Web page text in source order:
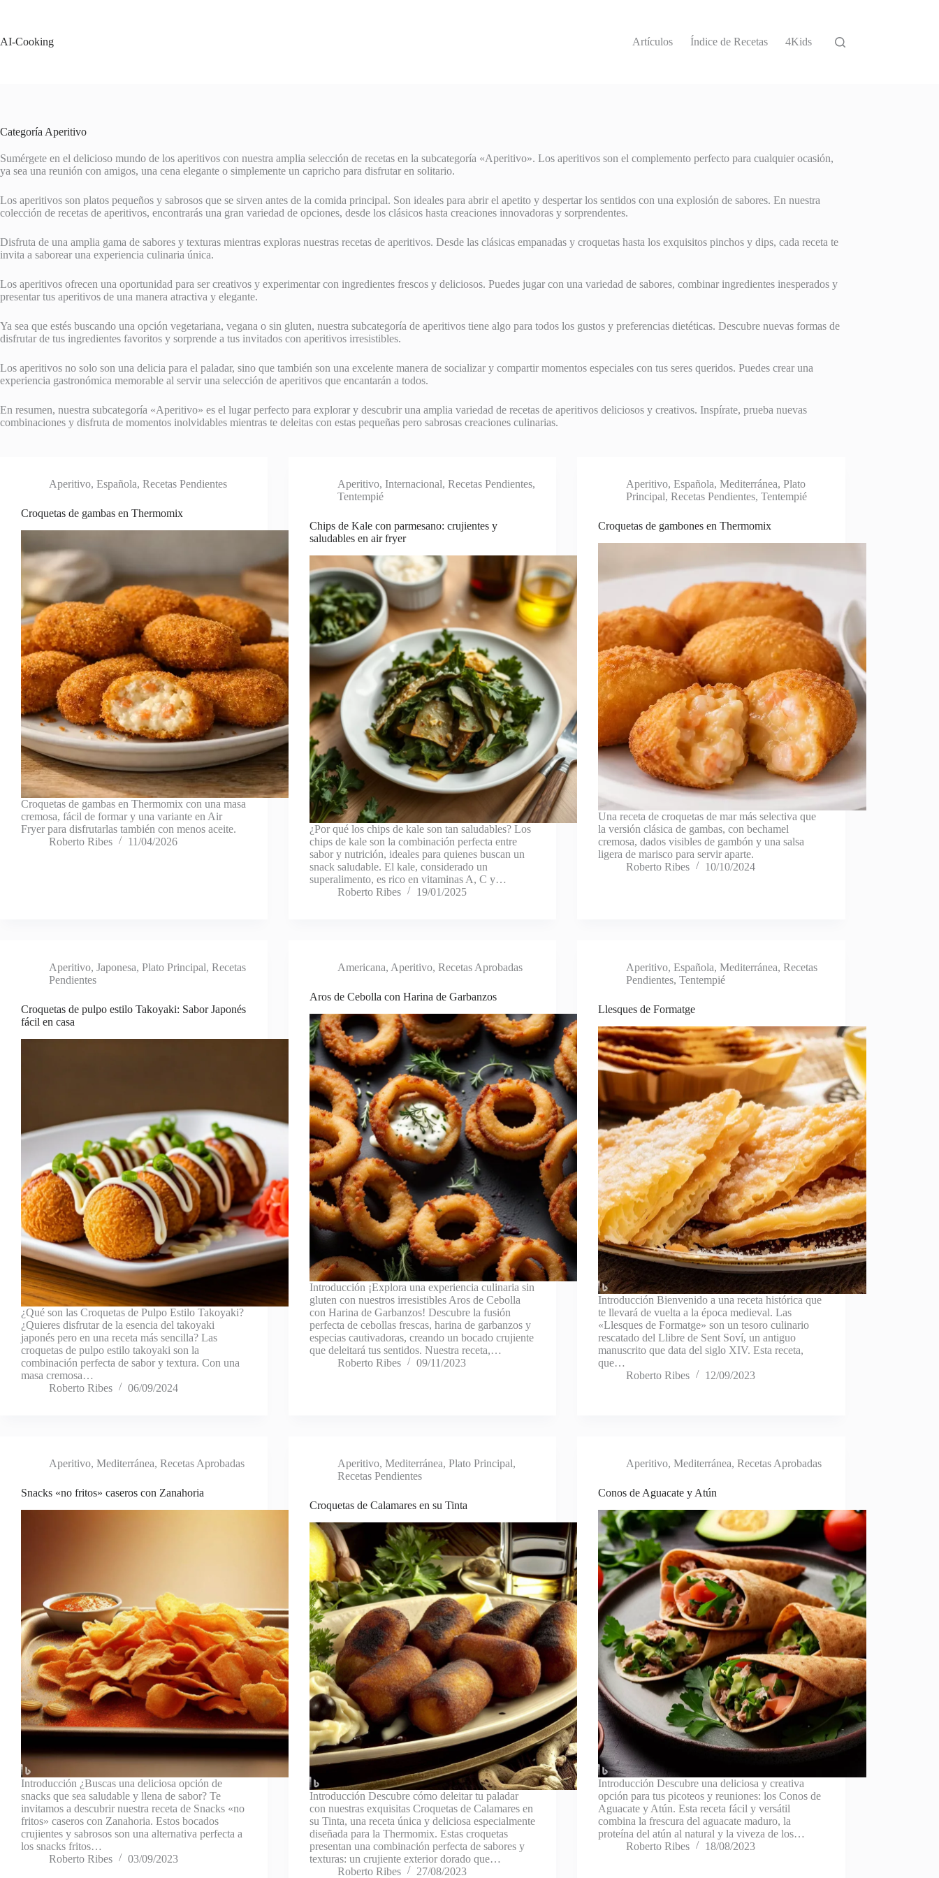
AI-Cooking
Artículos Índice de Recetas 4Kids
Categoría Aperitivo
Sumérgete en el delicioso mundo de los aperitivos con nuestra amplia selección de recetas en la subcategoría «Aperitivo». Los aperitivos son el complemento perfecto para cualquier ocasión,
ya sea una reunión con amigos, una cena elegante o simplemente un capricho para disfrutar en solitario.
Los aperitivos son platos pequeños y sabrosos que se sirven antes de la comida principal. Son ideales para abrir el apetito y despertar los sentidos con una explosión de sabores. En nuestra
colección de recetas de aperitivos, encontrarás una gran variedad de opciones, desde los clásicos hasta creaciones innovadoras y sorprendentes.
Disfruta de una amplia gama de sabores y texturas mientras exploras nuestras recetas de aperitivos. Desde las clásicas empanadas y croquetas hasta los exquisitos pinchos y dips, cada receta te
invita a saborear una experiencia culinaria única.
Los aperitivos ofrecen una oportunidad para ser creativos y experimentar con ingredientes frescos y deliciosos. Puedes jugar con una variedad de sabores, combinar ingredientes inesperados y
presentar tus aperitivos de una manera atractiva y elegante.
Ya sea que estés buscando una opción vegetariana, vegana o sin gluten, nuestra subcategoría de aperitivos tiene algo para todos los gustos y preferencias dietéticas. Descubre nuevas formas de
disfrutar de tus ingredientes favoritos y sorprende a tus invitados con aperitivos irresistibles.
Los aperitivos no solo son una delicia para el paladar, sino que también son una excelente manera de socializar y compartir momentos especiales con tus seres queridos. Puedes crear una
experiencia gastronómica memorable al servir una selección de aperitivos que encantarán a todos.
En resumen, nuestra subcategoría «Aperitivo» es el lugar perfecto para explorar y descubrir una amplia variedad de recetas de aperitivos deliciosos y creativos. Inspírate, prueba nuevas
combinaciones y disfruta de momentos inolvidables mientras te deleitas con estas pequeñas pero sabrosas creaciones culinarias.
Aperitivo, Española, Recetas Pendientes
Croquetas de gambas en Thermomix
Croquetas de gambas en Thermomix con una masa
cremosa, fácil de formar y una variante en Air
Fryer para disfrutarlas también con menos aceite.
Roberto Ribes
11/04/2026
Aperitivo,Internacional,Recetas Pendientes,
Tentempié
Chips de Kale con parmesano: crujientes y
saludables en air fryer
¿Por qué los chips de kale son tan saludables? Los
chips de kale son la combinación perfecta entre
sabor y nutrición, ideales para quienes buscan un
snack saludable. El kale, considerado un
superalimento, es rico en vitaminas A, C y…
Roberto Ribes
19/01/2025
Aperitivo,Española,Mediterránea,Plato
Principal,Recetas Pendientes,Tentempié
Croquetas de gambones en Thermomix
Una receta de croquetas de mar más selectiva que
la versión clásica de gambas, con bechamel
cremosa, dados visibles de gambón y una salsa
ligera de marisco para servir aparte.
Roberto Ribes
10/10/2024
Aperitivo, Japonesa, Plato Principal, Recetas
Pendientes
Croquetas de pulpo estilo Takoyaki: Sabor Japonés
fácil en casa
¿Qué son las Croquetas de Pulpo Estilo Takoyaki?
¿Quieres disfrutar de la esencia del takoyaki
japonés pero en una receta más sencilla? Las
croquetas de pulpo estilo takoyaki son la
combinación perfecta de sabor y textura. Con una
masa cremosa…
Roberto Ribes
06/09/2024
Americana, Aperitivo,Recetas Aprobadas
Aros de Cebolla con Harina de Garbanzos
Introducción ¡Explora una experiencia culinaria sin
gluten con nuestros irresistibles Aros de Cebolla
con Harina de Garbanzos! Descubre la fusión
perfecta de cebollas frescas, harina de garbanzos y
especias cautivadoras, creando un bocado crujiente
que deleitará tus sentidos. Nuestra receta,…
Roberto Ribes
09/11/2023
Aperitivo,Española,Mediterránea,Recetas
Pendientes,Tentempié
Llesques de Formatge
Introducción Bienvenido a una receta histórica que
te llevará de vuelta a la época medieval. Las
«Llesques de Formatge» son un tesoro culinario
rescatado del Llibre de Sent Soví, un antiguo
manuscrito que data del siglo XIV. Esta receta,
que…
Roberto Ribes
12/09/2023
Aperitivo, Mediterránea, Recetas Aprobadas
Snacks «no fritos» caseros con Zanahoria
Introducción ¿Buscas una deliciosa opción de
snacks que sea saludable y llena de sabor? Te
invitamos a descubrir nuestra receta de Snacks «no
fritos» caseros con Zanahoria. Estos bocados
crujientes y sabrosos son una alternativa perfecta a
los snacks fritos…
Roberto Ribes
03/09/2023
Aperitivo,Mediterránea,Plato Principal,
Recetas Pendientes
Croquetas de Calamares en su Tinta
Introducción Descubre cómo deleitar tu paladar
con nuestras exquisitas Croquetas de Calamares en
su Tinta, una receta única y deliciosa especialmente
diseñada para la Thermomix. Estas croquetas
presentan una combinación perfecta de sabores y
texturas: un crujiente exterior dorado que…
Roberto Ribes
27/08/2023
Aperitivo,Mediterránea,Recetas Aprobadas
Conos de Aguacate y Atún
Introducción Descubre una deliciosa y creativa
opción para tus picoteos y reuniones: los Conos de
Aguacate y Atún. Esta receta fácil y versátil
combina la frescura del aguacate maduro, la
proteína del atún al natural y la viveza de los…
Roberto Ribes
18/08/2023